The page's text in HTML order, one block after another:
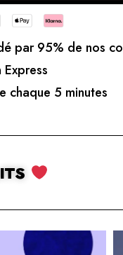
par 95% de nos
chaque 5 minutes